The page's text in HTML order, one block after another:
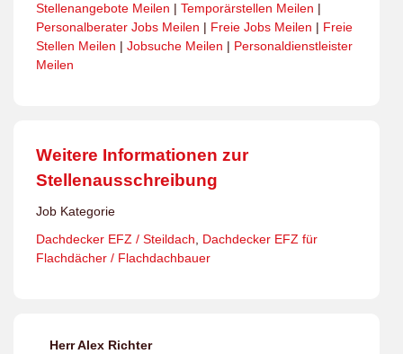
Stellenangebote Meilen | Temporärstellen Meilen |
Personalberater Jobs Meilen | Freie Jobs Meilen | Freie
Stellen Meilen | Jobsuche Meilen | Personaldienstleister
Meilen
Weitere Informationen zur
Stellenausschreibung
Job Kategorie
Dachdecker EFZ / Steildach
Dachdecker EFZ für
Flachdächer / Flachdachbauer
Herr Alex Richter